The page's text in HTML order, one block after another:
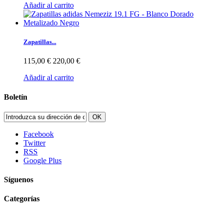
Añadir al carrito
Zapatillas...
115,00 € 220,00 €
Añadir al carrito
Boletín
OK
Facebook
Twitter
RSS
Google Plus
Síguenos
Categorías